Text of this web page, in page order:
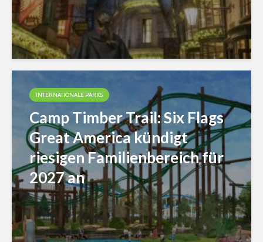
INTERNATIONALE PARKS
Camp Timber Trail: Six Flags
Great America kündigt
riesigen Familienbereich für
2027 an